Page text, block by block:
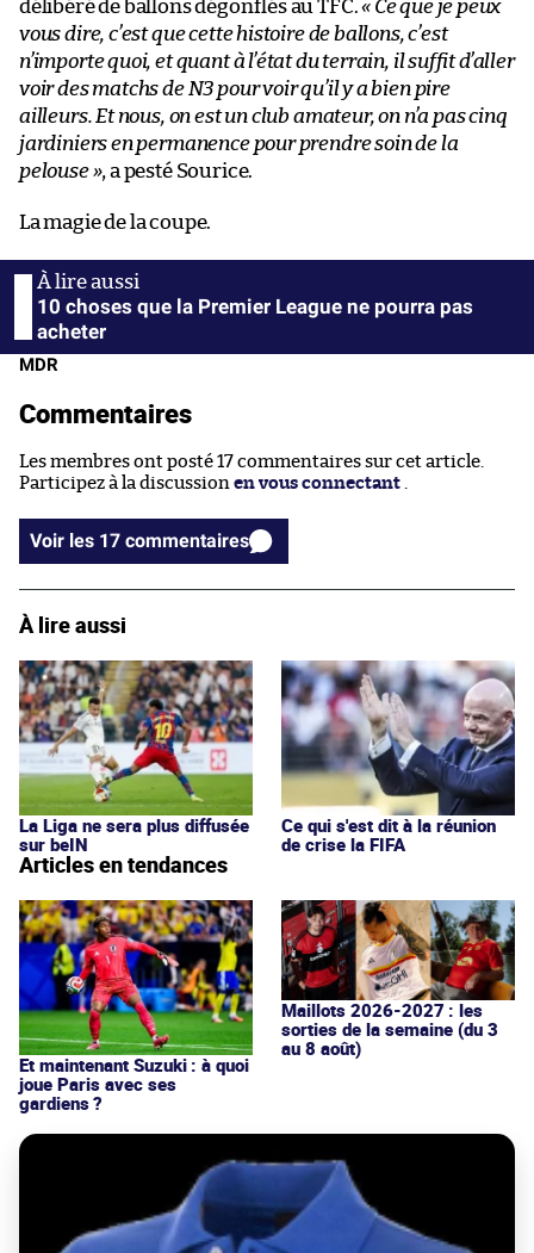
délibéré de ballons dégonflés au TFC.« Ce que je peux
vous dire, c’est que cette histoire de ballons, c’est
n’importe quoi, et quant à l’état du terrain, il suffit d’aller
voir des matchs de N3 pour voir qu’il y a bien pire
ailleurs. Et nous, on est un club amateur, on n’a pas cinq
jardiniers en permanence pour prendre soin de la
pelouse », a pesté Sourice.
La magie de la coupe.
10 choses que la Premier League ne pourra pas
acheter
MDR
Commentaires
Les membres ont posté 17 commentaires sur cet article.
Participez à la discussion en vous connectant
Voir les 17 commentaires
À lire aussi
La Liga ne sera plus diffusée
sur beIN
Ce qui s'est dit à la réunion
de crise la FIFA
Articles en tendances
Et maintenant Suzuki : à quoi
joue Paris avec ses
gardiens ?
Maillots 2026-2027 : les
sorties de la semaine (du 3
au 8 août)